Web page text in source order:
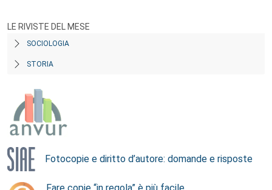
LE RIVISTE DEL MESE
SOCIOLOGIA
STORIA
Fotocopie e diritto d’autore: domande e risposte